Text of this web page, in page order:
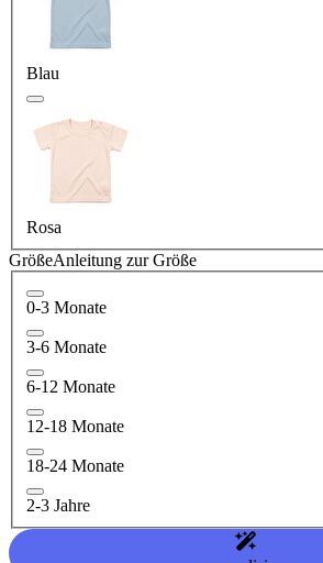
Blau
Rosa
GrößeAnleitung zur Größe
0-3 Monate
3-6 Monate
6-12 Monate
12-18 Monate
18-24 Monate
2-3 Jahre